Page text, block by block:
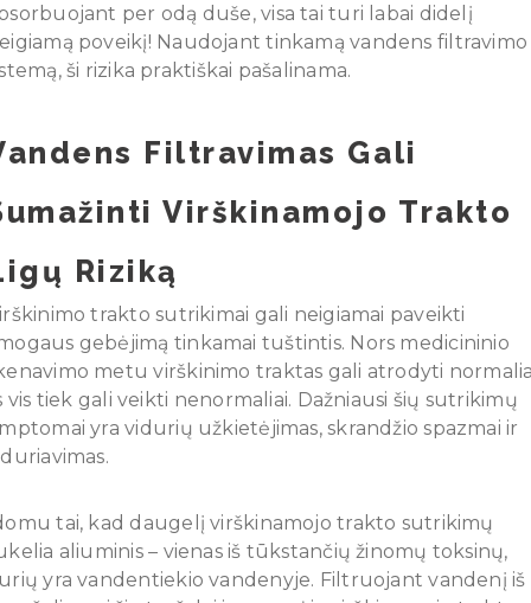
per odą duše, visa tai turi labai didelį
poveikį! Naudojant tinkamą vandens filtravimo
ši rizika praktiškai pašalinama.
Filtravimas Gali
Virškinamojo Trakto
Riziką
trakto sutrikimai gali neigiamai paveikti
gebėjimą tinkamai tuštintis. Nors medicininio
metu virškinimo traktas gali atrodyti
vis tiek gali veikti nenormaliai. Dažniausi šių sutrikimų
yra vidurių užkietėjimas, skrandžio spazmai ir
tai, kad daugelį virškinamojo trakto sutrikimų
aliuminis – vienas iš tūkstančių žinomų toksinų,
yra vandentiekio vandenyje. Filtruojant vandenį iš